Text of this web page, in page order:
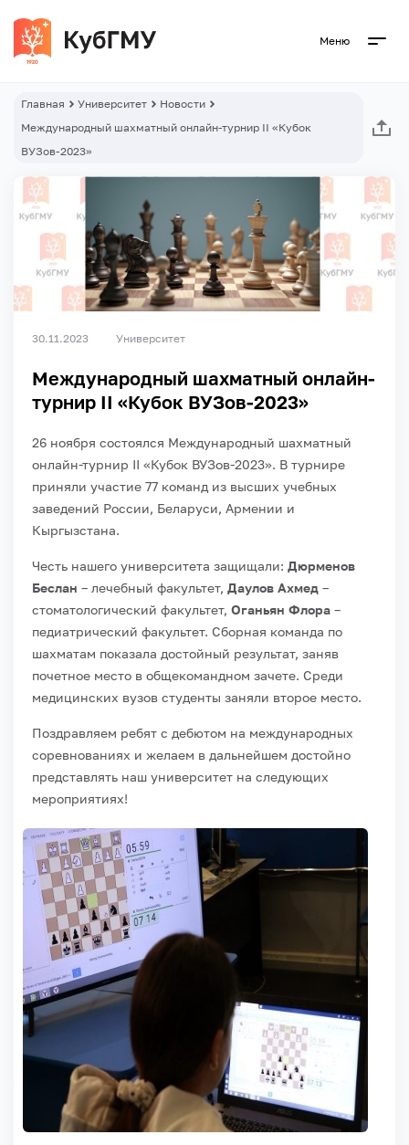
Меню
Главная Университет
Новости
Международный шахматный онлайн-турнир II «Кубок
ВУЗов-2023»
30.11.2023 Университет
Международный шахматный онлайн-
турнир II «Кубок ВУЗов-2023»
26 ноября состоялся Международный шахматный
онлайн-турнир II «Кубок ВУЗов-2023». В турнире
приняли участие 77 команд из высших учебных
заведений России, Беларуси, Армении и
Кыргызстана.
Честь нашего университета защищали: Дюрменов
Беслан – лечебный факультет, Даулов Ахмед –
стоматологический факультет, Оганьян Флора –
педиатрический факультет. Сборная команда по
шахматам показала достойный результат, заняв
почетное место в общекомандном зачете. Среди
медицинских вузов студенты заняли второе место.
Поздравляем ребят с дебютом на международных
соревнованиях и желаем в дальнейшем достойно
представлять наш университет на следующих
мероприятиях!